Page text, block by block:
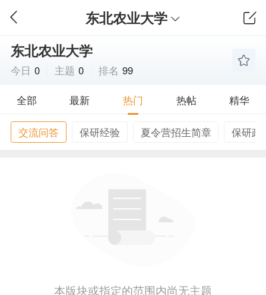
东北农业大学
东北农业大学
今日 0 主题 0 排名 99
全部 最新 热门 热帖 精华
交流问答 保研经验 夏令营招生简章 保研政
本版块或指定的范围内尚无主题